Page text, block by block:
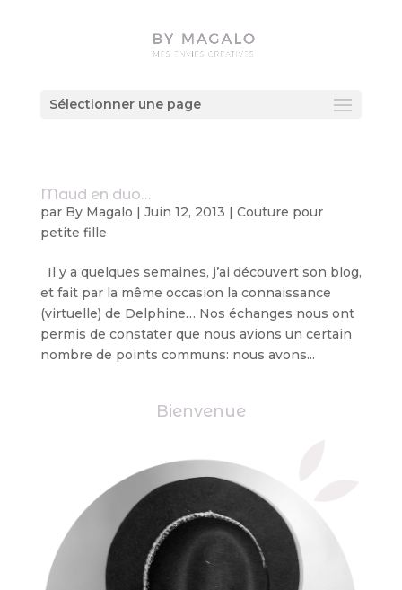
Sélectionner une page
Maud en duo…
par By Magalo | Juin 12, 2013 | Couture pour
petite fille
Il y a quelques semaines, j’ai découvert son blog,
et fait par la même occasion la connaissance
(virtuelle) de Delphine… Nos échanges nous ont
permis de constater que nous avions un certain
nombre de points communs: nous avons...
Bienvenue